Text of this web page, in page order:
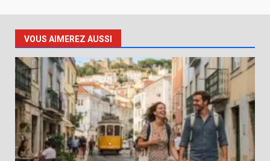
VOUS AIMEREZ AUSSI